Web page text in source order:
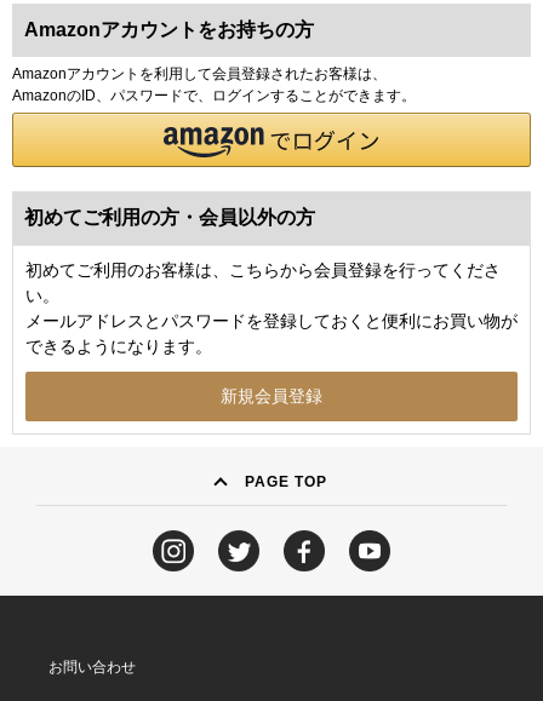
Amazonアカウントをお持ちの方
Amazonアカウントを利用して会員登録されたお客様は、
AmazonのID、パスワードで、ログインすることができます。
初めてご利用の方・会員以外の方
初めてご利用のお客様は、こちらから会員登録を行ってくださ
い。
メールアドレスとパスワードを登録しておくと便利にお買い物が
できるようになります。
PAGE TOP
お問い合わせ